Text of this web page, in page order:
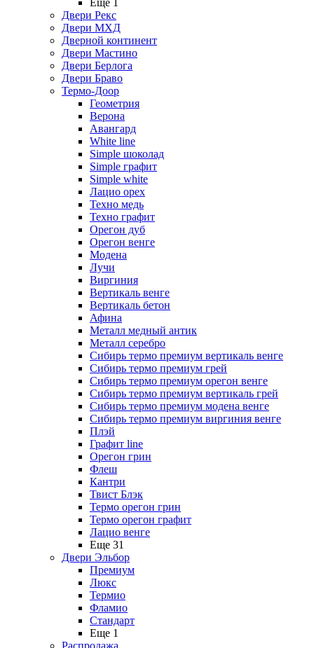
Еще 1
Двери Рекс
Двери МХД
Дверной континент
Двери Мастино
Двери Берлога
Двери Браво
Термо-Доор
Геометрия
Верона
Авангард
White line
Simple шоколад
Simple графит
Simple white
Лацио орех
Техно медь
Техно графит
Орегон дуб
Орегон венге
Модена
Лучи
Виргиния
Вертикаль венге
Вертикаль бетон
Афина
Металл медный антик
Металл серебро
Сибирь термо премиум вертикаль венге
Сибирь термо премиум грей
Сибирь термо премиум орегон венге
Сибирь термо премиум вертикаль грей
Сибирь термо премиум модена венге
Сибирь термо премиум виргиния венге
Плэй
Графит line
Орегон грин
Флеш
Кантри
Твист Блэк
Термо орегон грин
Термо орегон графит
Лацио венге
Еще 31
Двери Эльбор
Премиум
Люкс
Термио
Фламио
Стандарт
Еще 1
Распродажа